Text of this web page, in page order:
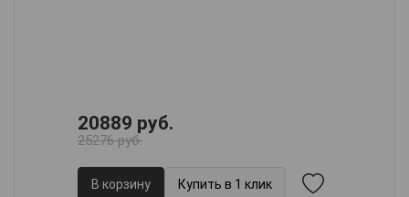
20889 руб.
25276 руб.
В корзину Купить в 1 клик